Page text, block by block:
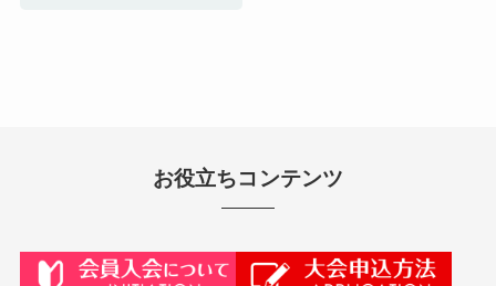
お役立ちコンテンツ